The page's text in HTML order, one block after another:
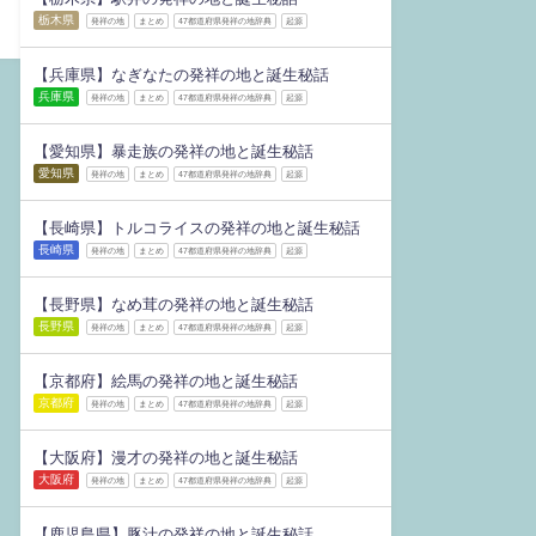
栃木県 発祥の地 まとめ 47都道府県発祥の地辞典 起源
【兵庫県】なぎなたの発祥の地と誕生秘話
兵庫県 発祥の地 まとめ 47都道府県発祥の地辞典 起源
【愛知県】暴走族の発祥の地と誕生秘話
愛知県 発祥の地 まとめ 47都道府県発祥の地辞典 起源
【長崎県】トルコライスの発祥の地と誕生秘話
長崎県 発祥の地 まとめ 47都道府県発祥の地辞典 起源
【長野県】なめ茸の発祥の地と誕生秘話
長野県 発祥の地 まとめ 47都道府県発祥の地辞典 起源
【京都府】絵馬の発祥の地と誕生秘話
京都府 発祥の地 まとめ 47都道府県発祥の地辞典 起源
【大阪府】漫才の発祥の地と誕生秘話
大阪府 発祥の地 まとめ 47都道府県発祥の地辞典 起源